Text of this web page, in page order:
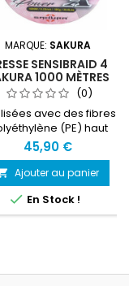
MARQUE: SAKURA
SENSIBRAID 4
1000 MÈTRES
(0)
avec des fibres
(PE) haut
« Nippon SUPER PE »
selon un processus
serré « Micro Pitch » de
par pouce
ces tresses Sakura
plus qu’un simple
et offrent
45,90 €
Ajouter au panier
 En Stock !